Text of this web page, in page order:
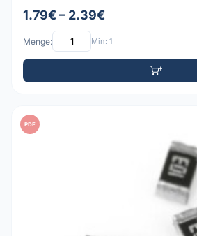
1.79€ – 2.39€
Menge: Min: 1
PDF